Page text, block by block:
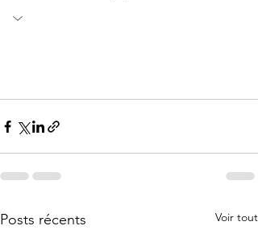
Posts récents Voir tout